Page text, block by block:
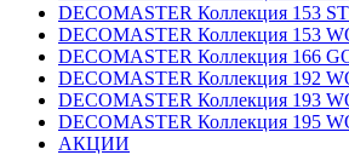
DECOMASTER Коллекция 153
DECOMASTER Коллекция 153
DECOMASTER Коллекция 166
DECOMASTER Коллекция 192
DECOMASTER Коллекция 193
DECOMASTER Коллекция 195
АКЦИИ